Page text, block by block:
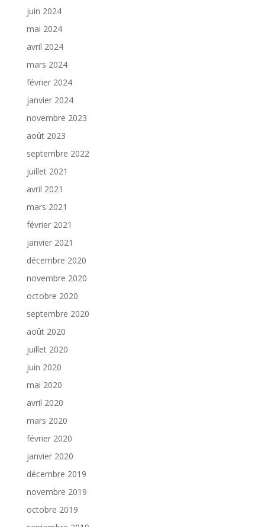
juin 2024
mai 2024
avril 2024
mars 2024
février 2024
janvier 2024
novembre 2023
août 2023
septembre 2022
juillet 2021
avril 2021
mars 2021
février 2021
janvier 2021
décembre 2020
novembre 2020
octobre 2020
septembre 2020
août 2020
juillet 2020
juin 2020
mai 2020
avril 2020
mars 2020
février 2020
janvier 2020
décembre 2019
novembre 2019
octobre 2019